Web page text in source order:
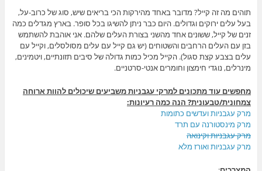
תוהים מה זה קייל? מדובר באחד מהירקות הכי בריאים שיש, סוג של כרוב-על,
בעל עלים ירוקים וגדולים. היום כבר ניתן להשיגו בכל סופר. בארץ מגדלים כמה
זנים של קייל, ששונים אחד מהשני בצורת העלים שלהם. אני אוהבת להשתמש
בזן עם העלים הרחבים והשטוחים (יש גם קייל עם עלים מסולסלים, וקייל עם
עלים בצבע קצת סגול). הקייל מכיל כמות גדולה של סיבים תזונתיים, ויטמינים,
מינרלים, נוגדי חימצון וחומרים אנטי-סרטניים.
מחפשים עוד מתכונים למרקי עגבניות משביעים שיכולים להוות ארוחה
צמחונית/טבעונית? הנה כמה רעיונות:
מרק עגבניות ועדשים כתומות
מרק מינסטורנה עם תרד
מרק עגבניות וקינואה
מרק עגבניות ואורז מלא